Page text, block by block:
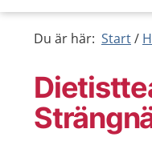
Du är här: Start